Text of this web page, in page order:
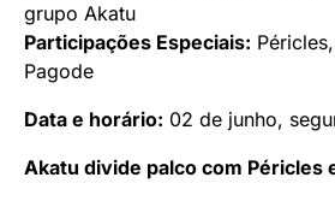
grupo Akatu
Participações Especiais:
Pagode
Data e horário: 02 de junho,
Akatu divide palco com Péricles